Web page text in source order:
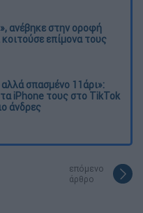
ανέβηκε στην οροφή
επίμονα τους
αλλά σπασμένο 11άρι»:
iPhone τους στο TikTok
άνδρες
επόμενο
άρθρο